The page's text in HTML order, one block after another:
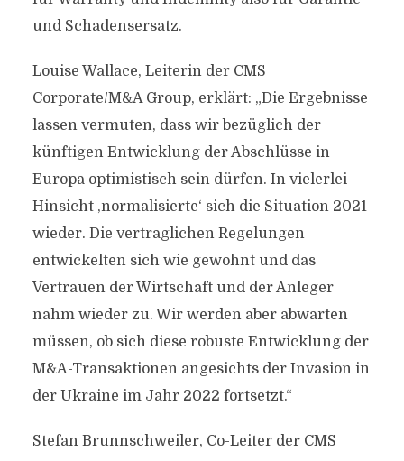
und Schadensersatz.
Louise Wallace, Leiterin der CMS
Corporate/M&A Group, erklärt: „Die Ergebnisse
lassen vermuten, dass wir bezüglich der
künftigen Entwicklung der Abschlüsse in
Europa optimistisch sein dürfen. In vielerlei
Hinsicht ‚normalisierte‘ sich die Situation 2021
wieder. Die vertraglichen Regelungen
entwickelten sich wie gewohnt und das
Vertrauen der Wirtschaft und der Anleger
nahm wieder zu. Wir werden aber abwarten
müssen, ob sich diese robuste Entwicklung der
M&A-Transaktionen angesichts der Invasion in
der Ukraine im Jahr 2022 fortsetzt.“
Stefan Brunnschweiler, Co-Leiter der CMS